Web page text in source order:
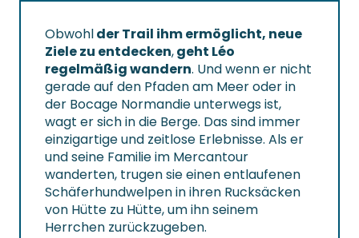
Obwohlder Trail ihm ermöglicht, neue
Ziele zu entdecken,geht Léo
regelmäßig wandern. Und wenn er nicht
gerade auf den Pfaden am Meer oder in
der Bocage Normandie unterwegs ist,
wagt er sich in die Berge. Das sind immer
einzigartige und zeitlose Erlebnisse. Als er
und seine Familie im Mercantour
wanderten, trugen sie einen entlaufenen
Schäferhundwelpen in ihren Rucksäcken
von Hütte zu Hütte, um ihn seinem
Herrchen zurückzugeben.